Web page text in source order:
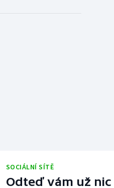
SOCIÁLNÍ SÍTĚ
Odteď vám už